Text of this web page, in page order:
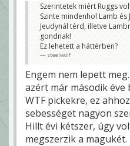
Szerintetek miért Ruggs
Szinte mindenhol Lamb és
Jeudynál térd, illetve
gondnak!
Ez lehetett a háttérben?
steelwolf
Engem nem lepett
azért már második
WTF pickekre, ez
sebességet nagyon
Hillt évi kétszer, úgy
megszerzik a magukét.